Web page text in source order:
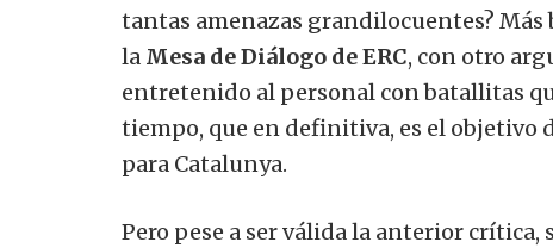
tantas amenazas grandilocuentes? Más
la Mesa de Diálogo de ERC, con otro
entretenido al personal con batallitas
tiempo, que en definitiva, es el objetivo
para Catalunya.
Pero pese a ser válida la anterior